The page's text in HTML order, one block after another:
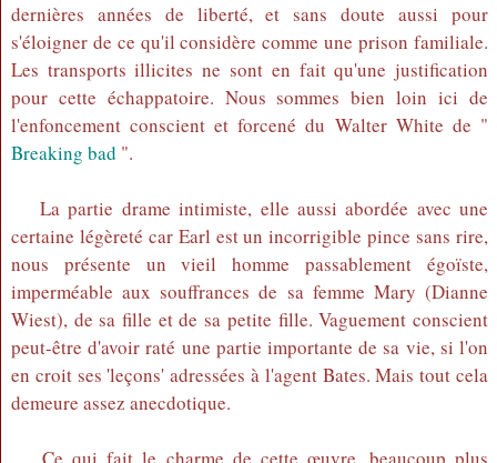
dernières années de liberté, et sans doute aussi pour
s'éloigner de ce qu'il considère comme une prison familiale.
Les transports illicites ne sont en fait qu'une justification
pour cette échappatoire. Nous sommes bien loin ici de
l'enfoncement conscient et forcené du Walter White de "
Breaking bad ".
La partie drame intimiste, elle aussi abordée avec une
certaine légèreté car Earl est un incorrigible pince sans rire,
nous présente un vieil homme passablement égoïste,
imperméable aux souffrances de sa femme Mary (Dianne
Wiest), de sa fille et de sa petite fille. Vaguement conscient
peut-être d'avoir raté une partie importante de sa vie, si l'on
en croit ses 'leçons' adressées à l'agent Bates. Mais tout cela
demeure assez anecdotique.